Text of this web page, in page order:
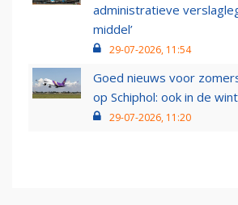
administratieve
middel’
29-07-2026, 11:54
Goed nieuws voor
op Schiphol: ook in de
29-07-2026, 11:20